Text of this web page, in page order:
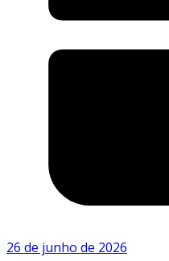
26 de junho de 2026